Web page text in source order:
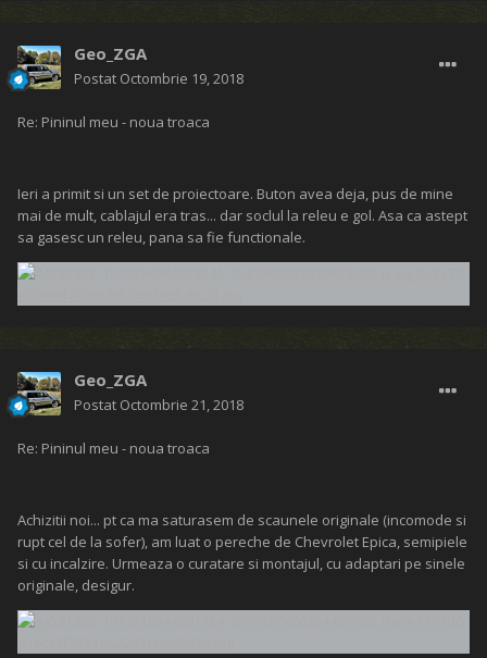
Geo_ZGA
Postat Octombrie 19, 2018
Re: Pininul meu - noua troaca
Ieri a primit si un set de proiectoare. Buton avea deja, pus de mine
mai de mult, cablajul era tras... dar soclul la releu e gol. Asa ca astept
sa gasesc un releu, pana sa fie functionale.
Geo_ZGA
Postat Octombrie 21, 2018
Re: Pininul meu - noua troaca
Achizitii noi... pt ca ma saturasem de scaunele originale (incomode si
rupt cel de la sofer), am luat o pereche de Chevrolet Epica, semipiele
si cu incalzire. Urmeaza o curatare si montajul, cu adaptari pe sinele
originale, desigur.